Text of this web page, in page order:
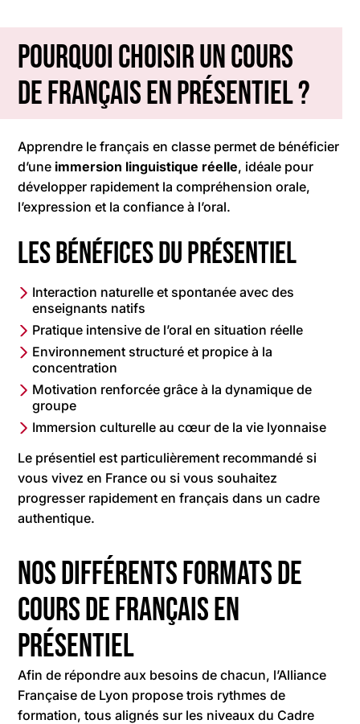
Pourquoi choisir un cours
de français en présentiel ?
Apprendre le français en classe permet de bénéficier
d’une immersion linguistique réelle, idéale pour
développer rapidement la compréhension orale,
l’expression et la confiance à l’oral.
Les bénéfices du présentiel
Interaction naturelle et spontanée avec des
enseignants natifs
Pratique intensive de l’oral en situation réelle
Environnement structuré et propice à la
concentration
Motivation renforcée grâce à la dynamique de
groupe
Immersion culturelle au cœur de la vie lyonnaise
Le présentiel est particulièrement recommandé si
vous vivez en France ou si vous souhaitez
progresser rapidement en français dans un cadre
authentique.
Nos différents formats de
cours de français en
présentiel
Afin de répondre aux besoins de chacun, l’Alliance
Française de Lyon propose trois rythmes de
formation, tous alignés sur les niveaux du Cadre